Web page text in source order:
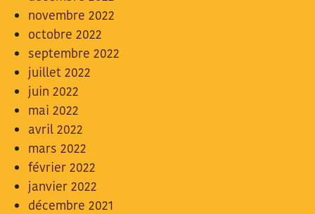
novembre 2022
octobre 2022
septembre 2022
juillet 2022
juin 2022
mai 2022
avril 2022
mars 2022
février 2022
janvier 2022
décembre 2021